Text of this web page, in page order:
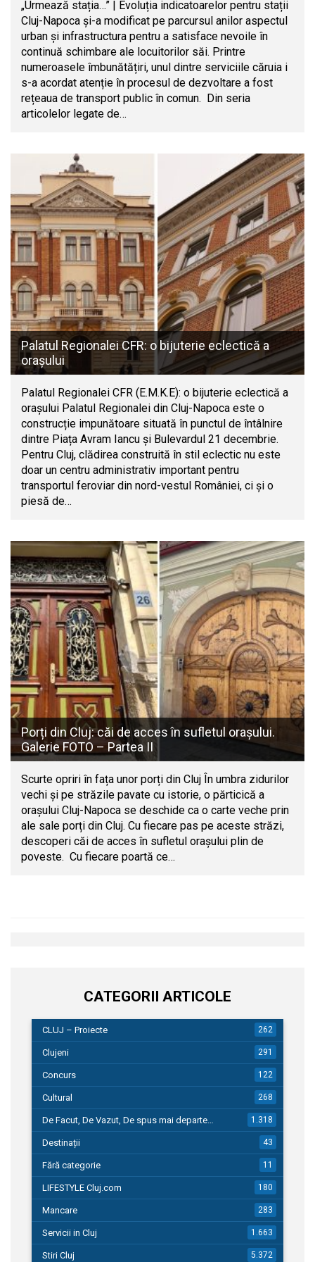
„Urmează stația…” | Evoluția indicatoarelor pentru stații
Cluj-Napoca și-a modificat pe parcursul anilor aspectul
urban și infrastructura pentru a satisface nevoile în
continuă schimbare ale locuitorilor săi. Printre
numeroasele îmbunătățiri, unul dintre serviciile căruia i
s-a acordat atenție în procesul de dezvoltare a fost
rețeaua de transport public în comun. Din seria
articolelor legate de…
Palatul Regionalei CFR: o bijuterie eclectică a
orașului
Palatul Regionalei CFR (E.M.K.E): o bijuterie eclectică a
orașului Palatul Regionalei din Cluj-Napoca este o
construcție impunătoare situată în punctul de întâlnire
dintre Piața Avram Iancu și Bulevardul 21 decembrie.
Pentru Cluj, clădirea construită în stil eclectic nu este
doar un centru administrativ important pentru
transportul feroviar din nord-vestul României, ci și o
piesă de…
Porți din Cluj: căi de acces în sufletul orașului.
Galerie FOTO – Partea II
Scurte opriri în fața unor porți din Cluj În umbra zidurilor
vechi și pe străzile pavate cu istorie, o părticică a
orașului Cluj-Napoca se deschide ca o carte veche prin
ale sale porți din Cluj. Cu fiecare pas pe aceste străzi,
descoperi căi de acces în sufletul orașului plin de
poveste. Cu fiecare poartă ce…
CATEGORII ARTICOLE
CLUJ – Proiecte 262
Clujeni 291
Concurs 122
Cultural 268
De Facut, De Vazut, De spus mai departe… 1.318
Destinații 43
Fără categorie 11
LIFESTYLE Cluj.com 180
Mancare 283
Servicii in Cluj 1.663
Stiri Cluj 5.372